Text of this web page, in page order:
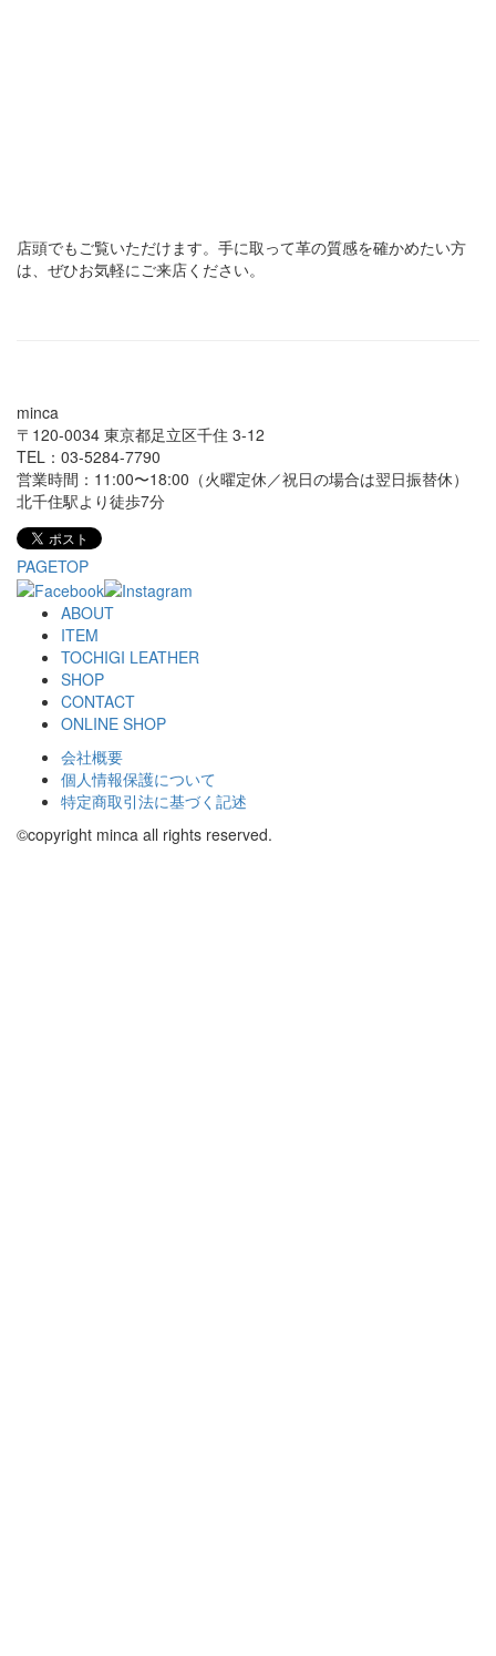
店頭でもご覧いただけます。手に取って革の質感を確かめたい方
は、ぜひお気軽にご来店ください。
minca
〒120-0034 東京都足立区千住 3-12
TEL：03-5284-7790
営業時間：11:00〜18:00（火曜定休／祝日の場合は翌日振替休）
北千住駅より徒歩7分
PAGETOP
ABOUT
ITEM
TOCHIGI LEATHER
SHOP
CONTACT
ONLINE SHOP
会社概要
個人情報保護について
特定商取引法に基づく記述
©copyright minca all rights reserved.